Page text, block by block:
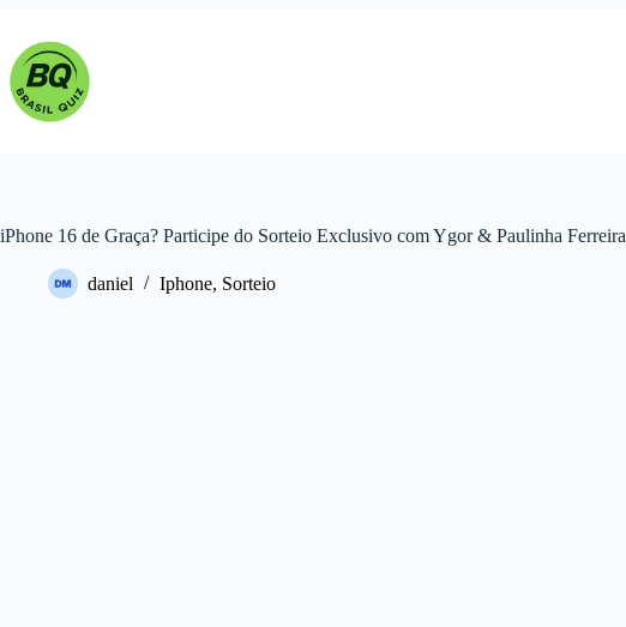
conteúdo
iPhone 16 de Graça? Participe do Sorteio Exclusivo com Ygor & Paulinha Ferreira
daniel Iphone, Sorteio